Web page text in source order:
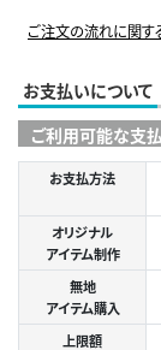
ご注文の流れに関す
お支払いについて
ご利用可能な支
お支払方法
オリジナル
アイテム制作
無地
アイテム購入
上限額